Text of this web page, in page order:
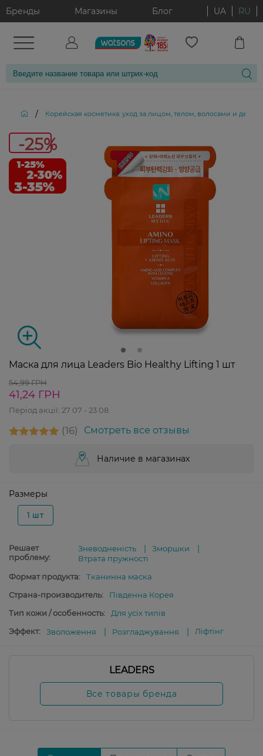
Бренды Магазины Блог UA RU
/ Корейская косметика: уход за лицом, телом, волосами и
-25%
Маска для лица Leaders Bio Healthy Lifting 1 шт
54,99 ГРН
41,24 ГРН
Період акції: 27 07 - 23 08
16 Смотреть все отзывы
Наличие в магазинах
Размеры
1 шт
Решает
проблему:
Зневодненість
Зморшки
Втрата пружності
Формат продукта:
Тканинна маска
Страна-производитель:
Південна Корея
Тип кожи / особенность:
Для усіх типів
Эффект:
Зволоження Розгладжування Ліфтінг
LEADERS
Все товары бренда